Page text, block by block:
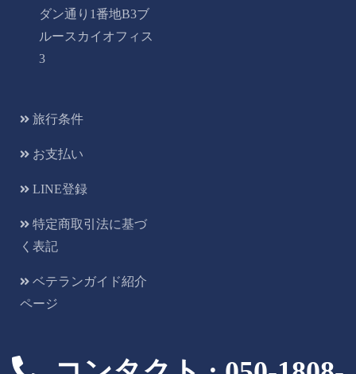
ダン通り1番地B3ブ
ルースカイオフィス
3
旅行条件
お支払い
LINE登録
特定商取引法に基づ
く表記
ベテランガイド紹介
ページ